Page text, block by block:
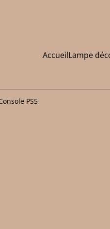
AccueilLampe
PS5